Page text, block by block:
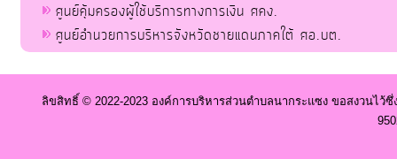
ศูนย์คุ้มครองผู้ใช้บริการทางการเงิน ศคง.
ศูนย์อำนวยการบริหารจังหวัดชายแดนภาคใต้ ศอ.บต.
ลิขสิทธิ์ © 2022-2023 องค์การบริหารส่วนตำบลนากระแซง ขอสงวนไว้